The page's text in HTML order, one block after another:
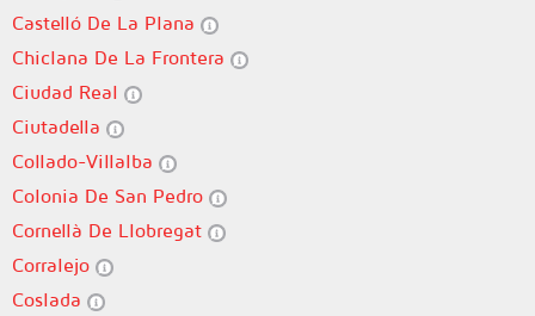
Castelló De La Plana
Chiclana De La Frontera
Ciudad Real
Ciutadella
Collado-Villalba
Colonia De San Pedro
Cornellà De Llobregat
Corralejo
Coslada